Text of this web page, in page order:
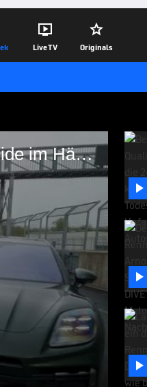

Live TV

Originals
Triebwerk – Porsche Fahrwerks-Revolution? Active Ride im Härtetest bei Walter Röhrl & Tim Schrick I Nürburgring Nordschleife
&
Porsches
der
auf der
23.09.24


